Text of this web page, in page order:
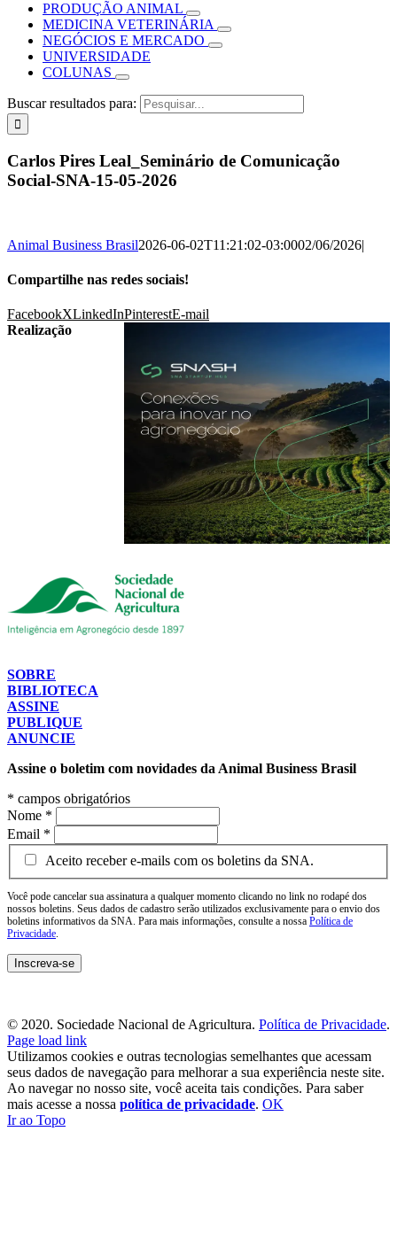
PRODUÇÃO ANIMAL
MEDICINA VETERINÁRIA
NEGÓCIOS E MERCADO
UNIVERSIDADE
COLUNAS
Buscar resultados para:
Carlos Pires Leal_Seminário de Comunicação
Social-SNA-15-05-2026
Animal Business Brasil2026-06-02T11:21:02-03:0002/06/2026|
Compartilhe nas redes sociais!
FacebookXLinkedInPinterestE-mail
Realização
SOBRE
BIBLIOTECA
ASSINE
PUBLIQUE
ANUNCIE
Assine o boletim com novidades da Animal Business Brasil
* campos obrigatórios
Nome *
Email *
Aceito receber e-mails com os boletins da SNA.
Você pode cancelar sua assinatura a qualquer momento clicando no link no rodapé dos
nossos boletins. Seus dados de cadastro serão utilizados exclusivamente para o envio dos
boletins informativos da SNA. Para mais informações, consulte a nossa Política de
Privacidade.
© 2020. Sociedade Nacional de Agricultura. Política de Privacidade.
Page load link
Utilizamos cookies e outras tecnologias semelhantes que acessam
seus dados de navegação para melhorar a sua experiência neste site.
Ao navegar no nosso site, você aceita tais condições. Para saber
mais acesse a nossa política de privacidade. OK
Ir ao Topo